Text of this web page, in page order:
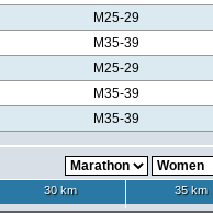
M25-29
M35-39
M25-29
M35-39
M35-39
30 km 35 km